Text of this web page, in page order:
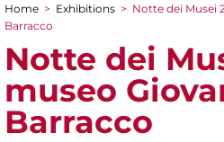
You are here
Home > Exhibitions > Notte dei Musei
Barracco
Notte dei
museo
Barracco